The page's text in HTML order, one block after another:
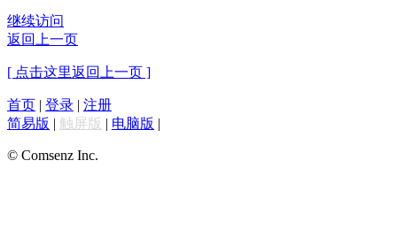
继续访问
返回上一页
[ 点击这里返回上一页 ]
首页 | 登录 | 注册
简易版 | 触屏版 | 电脑版 |
© Comsenz Inc.